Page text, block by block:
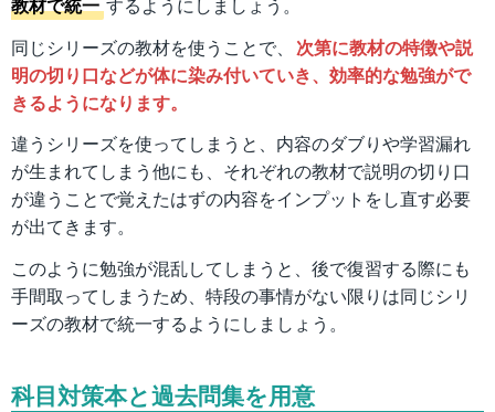
同じシリーズの教材を使うことで、
次第に教材の特徴や説
明の切り口などが体に染み付いていき、効率的な勉強がで
きるようになります。
違うシリーズを使ってしまうと、内容のダブりや学習漏れ
が生まれてしまう他にも、それぞれの教材で説明の切り口
が違うことで覚えたはずの内容をインプットをし直す必要
が出てきます。
このように勉強が混乱してしまうと、後で復習する際にも
手間取ってしまうため、特段の事情がない限りは同じシリ
ーズの教材で統一するようにしましょう。
科目対策本と過去問集を用意